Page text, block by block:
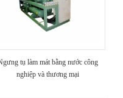
tụ làm mát bằng nước công
nghiệp và thương mại